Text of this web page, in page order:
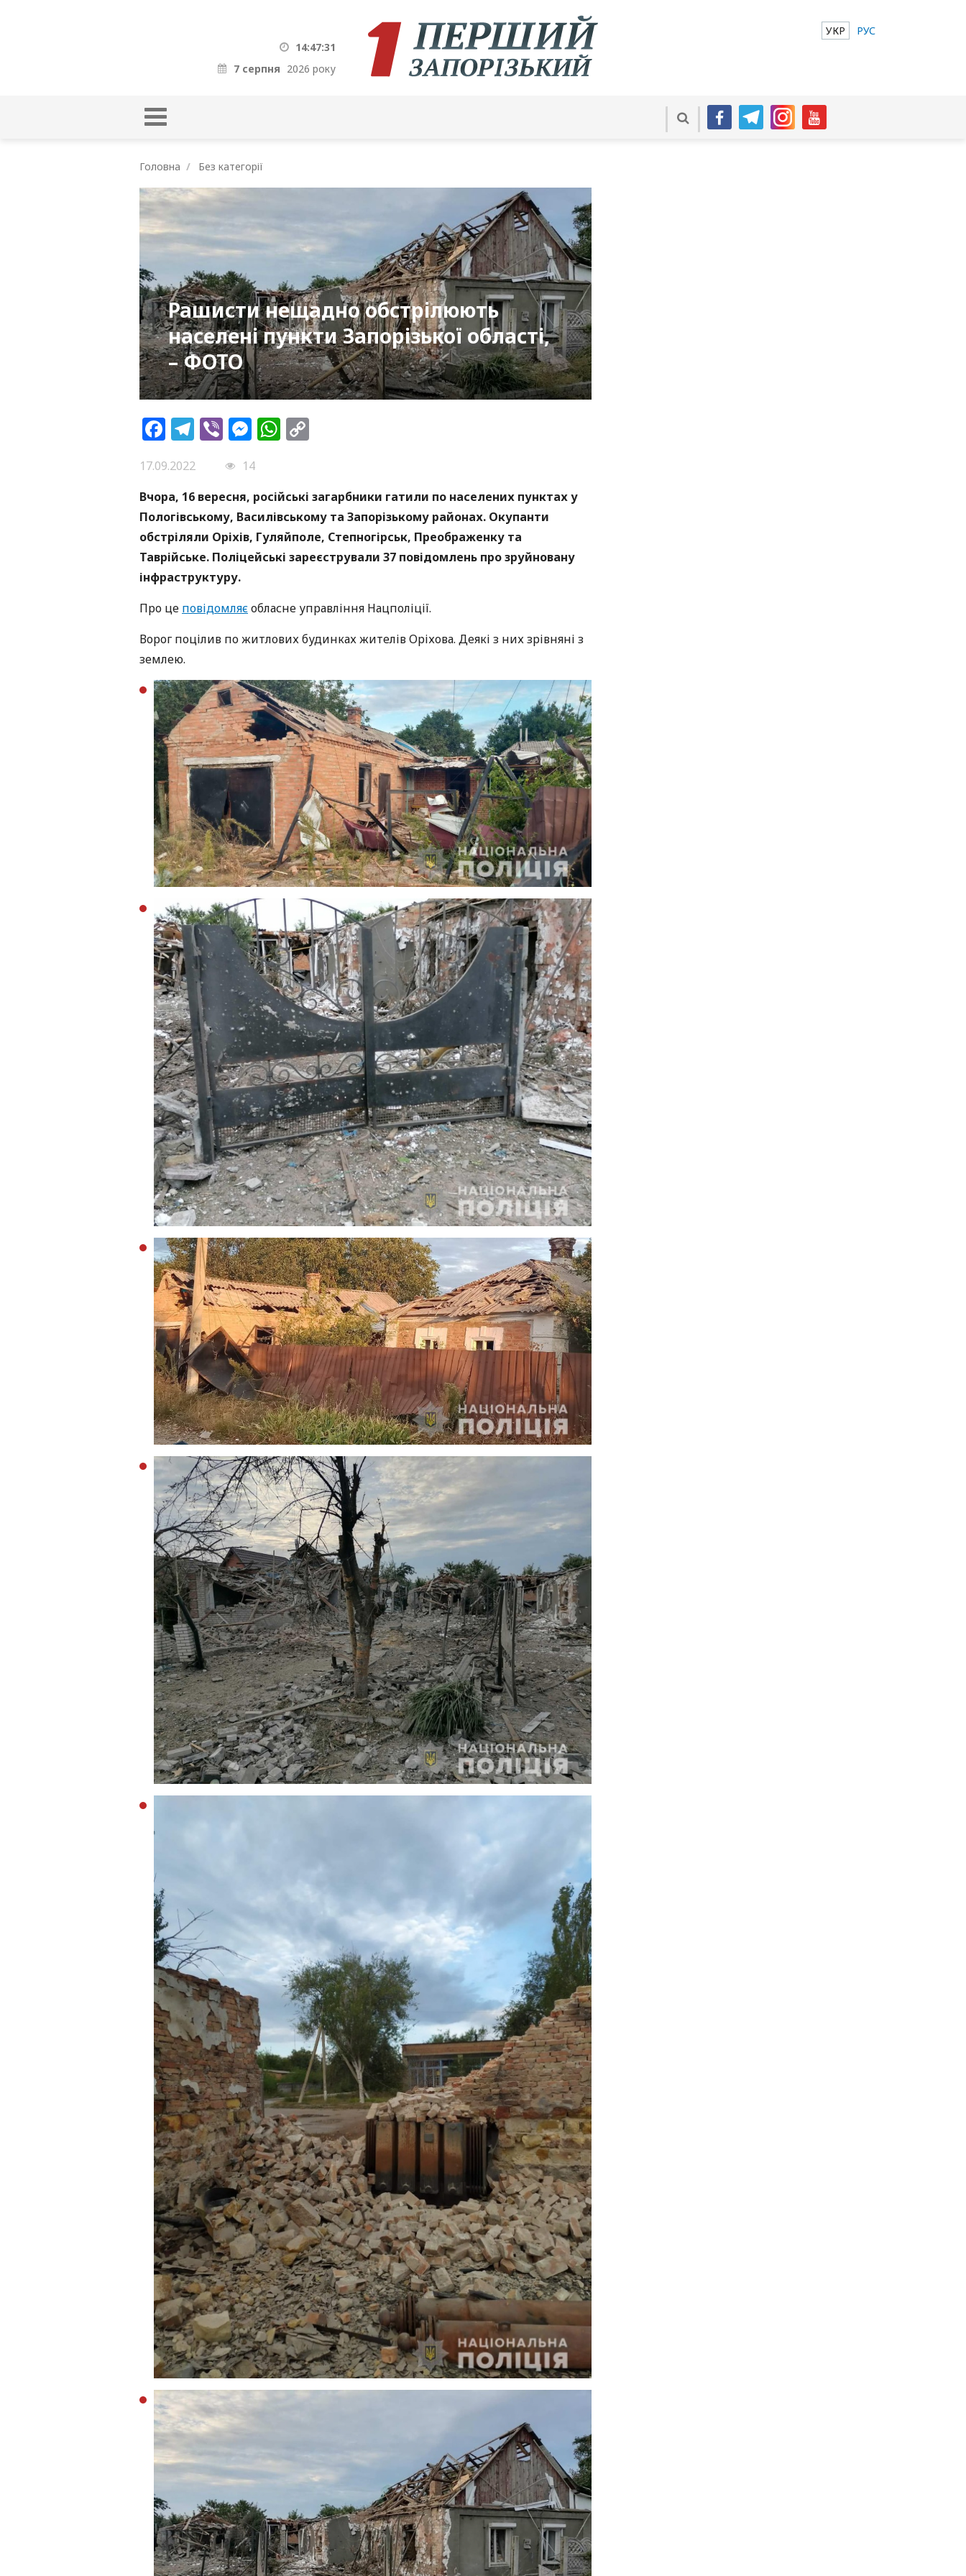
14:47:33
7 серпня 2026 року
УКР РУС
Головна Без категорії
Рашисти нещадно обстрілюють
населені пункти Запорізької області,
– ФОТО
Facebook
Telegram
ViberMessenger
WhatsApp
17.09.2022
14
Вчора, 16 вересня, російські загарбники гатили по населених пунктах у
Пологівському, Василівському та Запорізькому районах. Окупанти
обстріляли Оріхів, Гуляйполе, Степногірськ, Преображенку та
Таврійське. Поліцейські зареєстрували 37 повідомлень про зруйновану
інфраструктуру.
Про це повідомляєобласне управління Нацполіції.
Ворог поцілив по житлових будинках жителів Оріхова. Деякі з них зрівняні з
землею.